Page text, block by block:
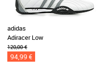
adidas
Adiracer Low
120,00 €
94,99 €